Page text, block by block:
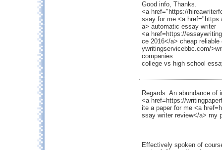
Good info, Thanks.
<a href="https://
ssay for me <a
a> automatic essay writer
<a href=https://
ce 2016</a> cheap
ywritingservicebbc.com/
companies
college vs high school
Regards. An abundance of
<a href=https://
ite a paper for me <a
ssay writer review</a> my
Effectively spoken of